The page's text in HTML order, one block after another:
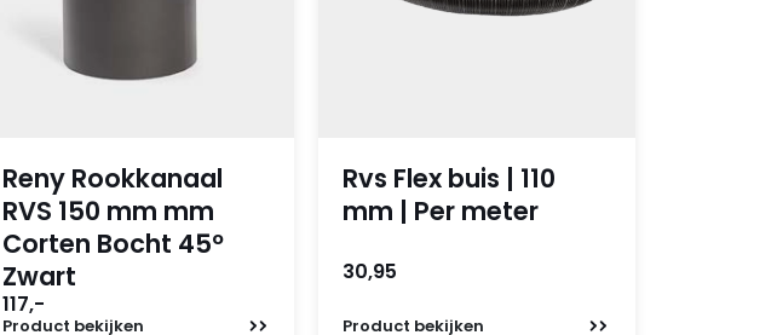
Reny Rookkanaal
RVS 150 mm mm
Corten Bocht 45º
Zwart
117,-
Product bekijken
Rvs Flex buis | 110
mm | Per meter
30,95
Product bekijken